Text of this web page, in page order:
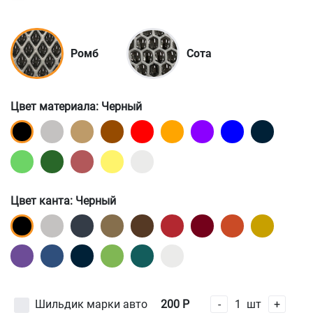
Ромб Сота
Цвет материала: Черный
Цвет канта: Черный
Шильдик марки авто 200 Р - 1 шт +